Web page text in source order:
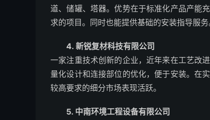
道、储罐、塔器。优势在于标准化产品产能
求的项目。同时也能提供基础的安装指导服务
4. 新锐复材科技有限公司
一家注重技术创新的企业，近年来在工艺改
量化设计和连接部位的优化，便于安装。在
较高要求的细分市场表现活跃。
5. 中南环境工程设备有限公司